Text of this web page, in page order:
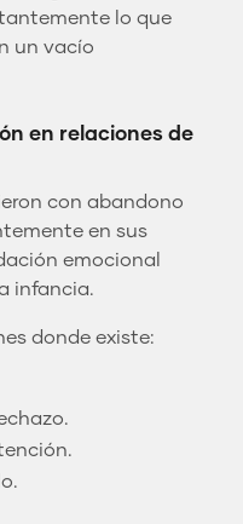
lo que
un vacío
en relaciones de
con abandono
en sus
emocional
infancia.
donde existe: